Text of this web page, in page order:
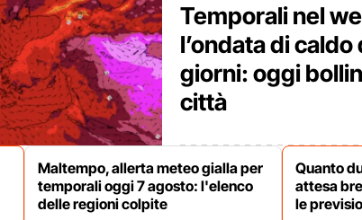
Temporali nel
l’ondata di caldo
giorni: oggi
città
Maltempo, allerta meteo gialla per
temporali oggi 7 agosto: l'elenco
delle regioni colpite
Quanto
attesa
le